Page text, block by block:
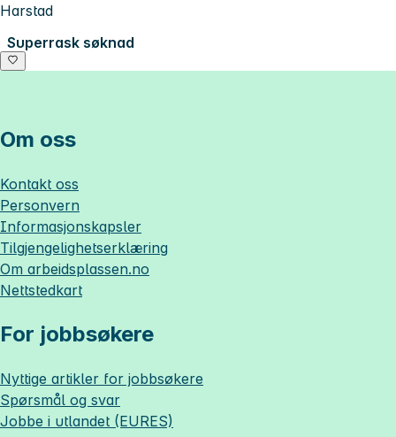
Harstad
Superrask søknad
Om oss
Kontakt oss
Personvern
Informasjonskapsler
Tilgjengelighetserklæring
Om arbeidsplassen.no
Nettstedkart
For jobbsøkere
Nyttige artikler for jobbsøkere
Spørsmål og svar
Jobbe i utlandet (EURES)